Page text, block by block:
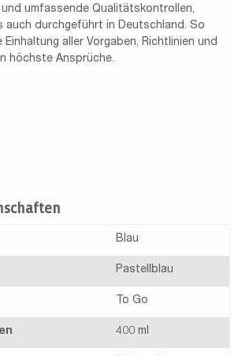
umfassende Qualitätskontrollen,
auch durchgeführt in Deutschland. So
aller Vorgaben, Richtlinien und
höchste Ansprüche.
Blau
Pastellblau
To Go
400 ml